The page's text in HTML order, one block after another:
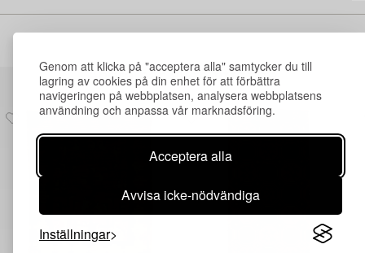
Genom att klicka på "acceptera alla" samtycker du till
lagring av cookies på din enhet för att förbättra
navigeringen på webbplatsen, analysera webbplatsens
användning och anpassa vår marknadsföring.
Acceptera alla
Avvisa icke-nödvändiga
Inställningar
Andra har även tittat på